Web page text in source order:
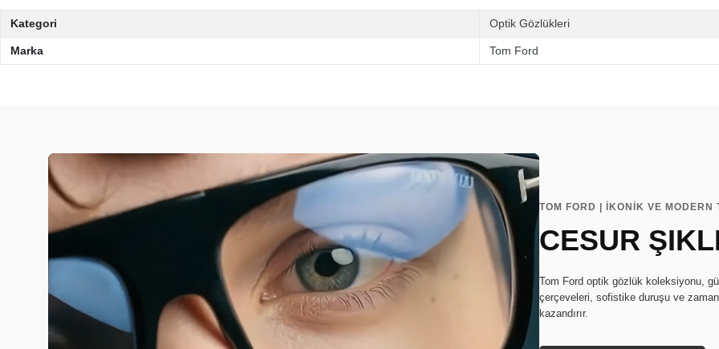
Kategori Optik Gözlükleri
Marka Tom Ford
TOM FORD | İKONİK VE MODERN
CESUR
Tom Ford optik gözlük koleksiyonu,
çerçeveleri, sofistike duruşu ve
kazandırır.